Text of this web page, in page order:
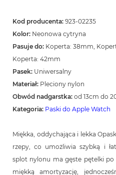
Kod producenta: 923-02235
Kolor: Neonowa cytryna
Pasuje do: Koperta: 38mm,
Koperta: 42mm
Pasek: Uniwersalny
Materiał: Pleciony nylon
Obwód nadgarstka: od 13cm do
Kategoria: Paski do Apple Watch
Miękka, oddychająca i lekka
rzepy, co umożliwia szybką i
splot nylonu ma gęste pętelki
miękką amortyzację,